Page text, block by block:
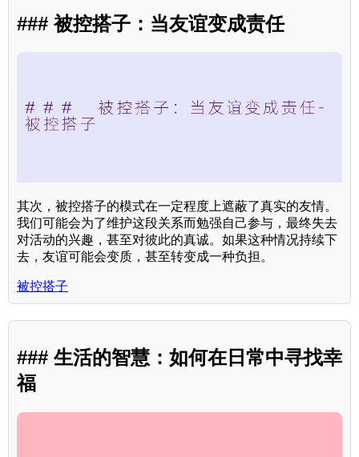
### 被控搭子：当友谊变成责任
其次，被控搭子的模式在一定程度上遮蔽了真实的友情。
我们可能会为了维护这段关系而勉强自己参与，最终失去
对活动的兴趣，甚至对彼此的真诚。如果这种情况持续下
去，友谊可能会变质，甚至转变成一种负担。
被控搭子
### 生活的智慧：如何在日常中寻找幸
福